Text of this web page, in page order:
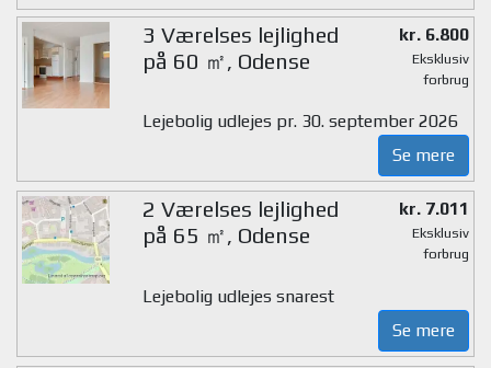
3 Værelses lejlighed
på 60 ㎡, Odense
kr. 6.800
Eksklusiv
forbrug
Lejebolig udlejes pr. 30. september 2026
Se mere
2 Værelses lejlighed
på 65 ㎡, Odense
kr. 7.011
Eksklusiv
forbrug
Lejebolig udlejes snarest
Se mere